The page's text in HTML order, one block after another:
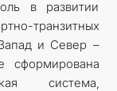
в развитии
транзитных
и Север –
система,